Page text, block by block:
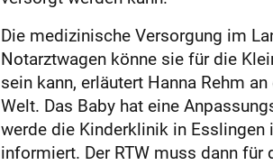
Die medizinische Versorgung im
Notarztwagen könne sie für die
sein kann, erläutert Hanna Rehm
Welt. Das Baby hat eine
werde die Kinderklinik in
informiert. Der RTW muss dann